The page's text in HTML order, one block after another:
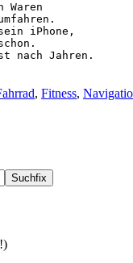
iPhone,
nach Jahren.
, Fitness,
Suchfix